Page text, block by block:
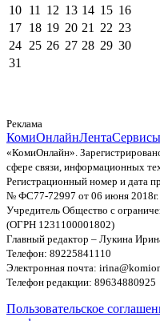
10 11 12 13 14 15 16
17 18 19 20 21 22 23
24 25 26 27 28 29 30
31
Реклама
КомиОнлайнЛентаСервисы
«КомиОнлайн».
сфере связи, информационных
Регистрационный номер и дата
№ ФС77-72997 от 06 июня 2018г.
Учредитель Общество с
(ОГРН 1231100001802)
Главный редактор – Лукина
Телефон: 89225841110
Электронная почта:
Телефон редакции: 89634880925
Пользовательское